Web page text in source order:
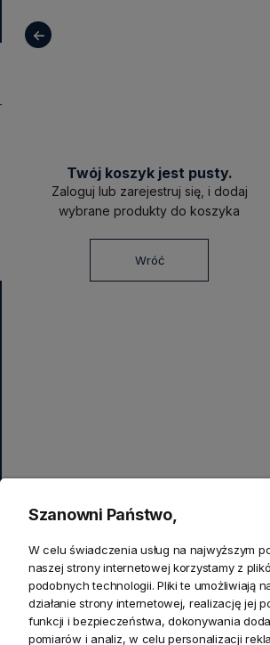
Twój koszyk jest pusty.
Zaloguj lub zarejestruj się, i dodaj
wybrane produkty do koszyka
Wróć
Ten produkt jest
na pierwsze zamówienie. Nie
Zapisz się
przez nas swoich danych w celach
KONTAKT
Realizacja zamówień
Szanowni Państwo,
W celu świadczenia usług na najwyższym
naszej strony internetowej korzystamy z
podobnych technologii. Pliki te umożliwiają
działanie strony internetowej, realizację jej
funkcji i bezpieczeństwa, dokonywania
pomiarów i analiz, w celu personalizacji